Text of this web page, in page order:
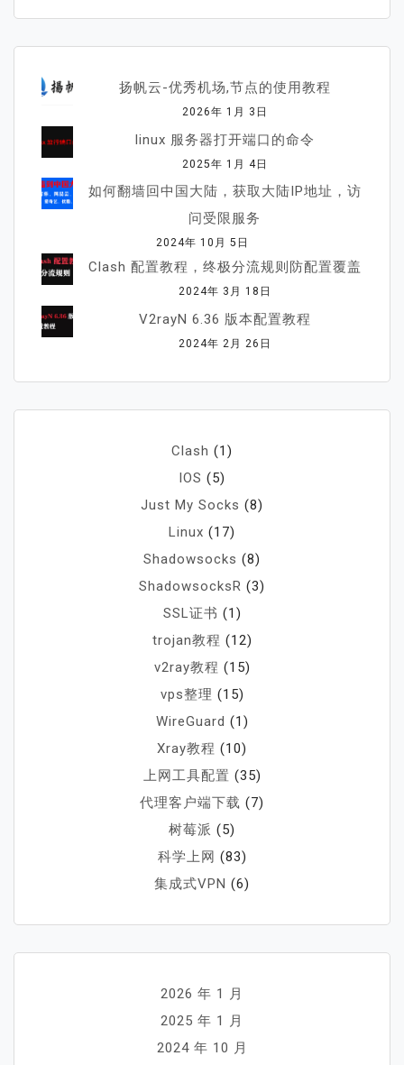
扬帆云-优秀机场,节点的使用教程
2026年 1月 3日
linux 服务器打开端口的命令
2025年 1月 4日
如何翻墙回中国大陆，获取大陆IP地址，访
问受限服务
2024年 10月 5日
Clash 配置教程，终极分流规则防配置覆盖
2024年 3月 18日
V2rayN 6.36 版本配置教程
2024年 2月 26日
Clash (1)
IOS (5)
Just My Socks (8)
Linux (17)
Shadowsocks (8)
ShadowsocksR (3)
SSL证书 (1)
trojan教程 (12)
v2ray教程 (15)
vps整理 (15)
WireGuard (1)
Xray教程 (10)
上网工具配置 (35)
代理客户端下载 (7)
树莓派 (5)
科学上网 (83)
集成式VPN (6)
2026 年 1 月
2025 年 1 月
2024 年 10 月